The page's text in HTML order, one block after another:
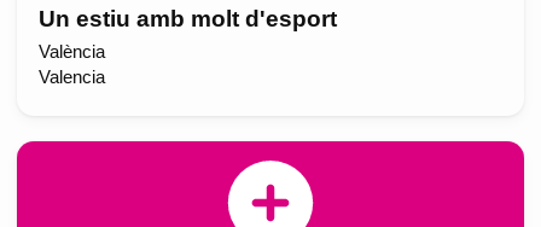
Un estiu amb molt d'esport
València
Valencia